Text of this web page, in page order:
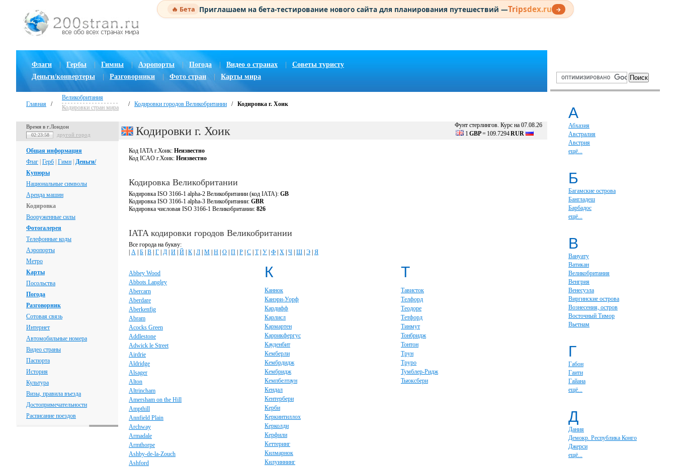
🔥 Бета Приглашаем на бета-тестирование нового сайта для планирования путешествий —Tripsdex.ru →
Флаги Гербы Гимны | Аэропорты Погода | Видео о странах
Советы туристу
Деньги/конвертеры
Разговорники Фото стран Карты мира
Главная /
Великобритания
Кодировки стран мира
/ Кодировки городов Великобритании / Кодировка г. Хоик
Время в г.Лондон
02:23:58 другой город
Общая информация
Флаг Герб Гимн Деньги/
Купюры
Национальные символы
Аренда машин
Кодировка
Вооруженные силы
Фотогалерея
Телефонные коды
Аэропорты
Метро
Карты
Посольства
Погода
Разговорник
Сотовая связь
Интернет
Автомобильные номера
Видео страны
Паспорта
История
Культура
Визы, правила въезда
Достопримечательности
Расписание поездов
Фунт стерлингов. Курс на 07.08.26
1 GBP= 109.7294RUR
Кодировки г. Хоик
Код IATA г.Хоик: Неизвестно
Код ICAO г.Хоик: Неизвестно
Кодировка Великобритании
Кодировка ISO 3166-1 alpha-2 Великобритании (код IATA): GB
Кодировка ISO 3166-1 alpha-3 Великобритании: GBR
Кодировка числовая ISO 3166-1 Великобритании: 826
IATA кодировки городов Великобритании
Все города на букву:
А Б В Г Д И Й К Л М Н О П Р С Т| У Ф Х Ч Ш Э Я
Abbey Wood
Abbots Langley
Abercarn
Aberdare
Aberkenfig
Abram
Acocks Green
Addlestone
Adwick le Street
Airdrie
Aldridge
Alsager
Alton
Altrincham
Amersham on the Hill
Ampthill
Annfield Plain
Archway
Armadale
Armthorpe
Ashby-de-la-Zouch
Ashford
К
Каннок
Канэри-Уорф
Кардифф
Карлисл
Кармартен
Каррикфергус
Кауденбит
Кемберли
Кембрдидж
Кембридж
Кемпбелтаун
Кендал
Кентербери
Керби
Керкинтиллох
Керколди
Керфили
Кеттеринг
Килмарнок
Килуиннинг
Т
Тависток
Телфорд
Теодоре
Тетфорд
Тинмут
Тонбридж
Тонтон
Трун
Труро
Тумблер-Ридж
Тьюксбери
А
Абхазия
Австралия
Австрия
ещё...
Б
Багамские острова
Бангладеш
Барбадос
ещё...
В
Вануату
Ватикан
Великобритания
Венгрия
Венесуэла
Виргинские острова
Вознесения, остров
Восточный Тимор
Вьетнам
Г
Габон
Гаити
Гайана
ещё...
Д
Дания
Демокр. Республика Конго
Джерси
ещё...